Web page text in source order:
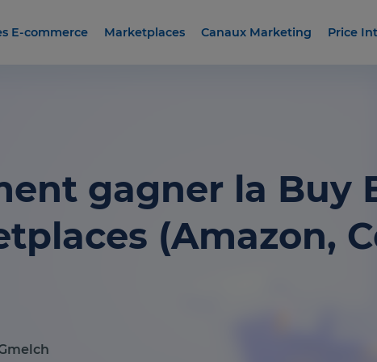
E-commerce Marketplaces Canaux Marketing Price
gagner la Buy
(Amazon,